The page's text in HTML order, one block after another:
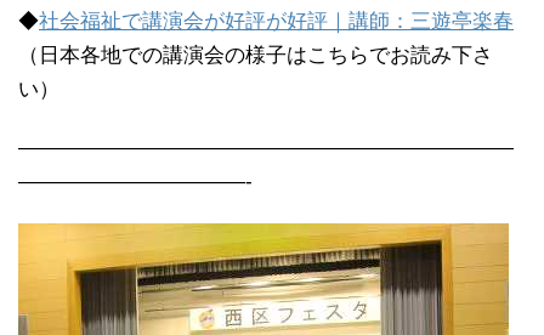
◆社会福祉で講演会が好評が好評｜講師：三遊亭楽春
（日本各地での講演会の様子はこちらでお読み下さ
い）
————————————————————————
———————————-